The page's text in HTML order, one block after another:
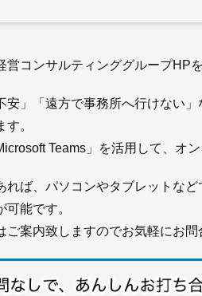
営コンサルティンググループHP
安」「遠方で事務所へ行けない
。
Teams」を活用して、オ
れば、パソコンやタブレットな
可能です。
ご案内致しますのでお気軽にお問